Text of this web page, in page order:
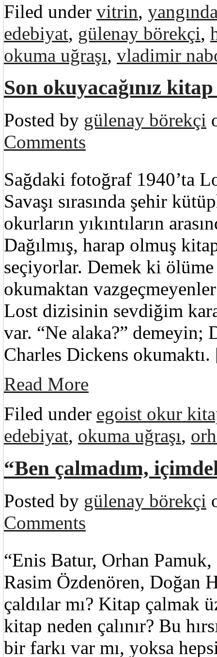
Filed under vitrin,
edebiyat, gülenay börekçi,
okuma uğraşı, vladimir
Son okuyacağınız
Posted by gülenay börekçi
Comments
Sağdaki fotoğraf 1940’ta
Savaşı sırasında şehir
okurların yıkıntıların
Dağılmış, harap olmuş
seçiyorlar. Demek ki
okumaktan
Lost dizisinin sevdiğim
var. “Ne alaka?” demeyin;
Charles Dickens
Read More
Filed under egoist okur
edebiyat, okuma uğraşı,
“Ben çalmadım,
Posted by gülenay börekçi
Comments
“Enis Batur, Orhan
Rasim Özdenören,
çaldılar mı? Kitap çalmak
kitap neden çalınır? Bu
bir farkı var mı, yoksa